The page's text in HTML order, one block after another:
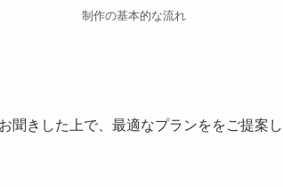
制作の基本的な流れ
聞きした上で、最適なプランををご提案し